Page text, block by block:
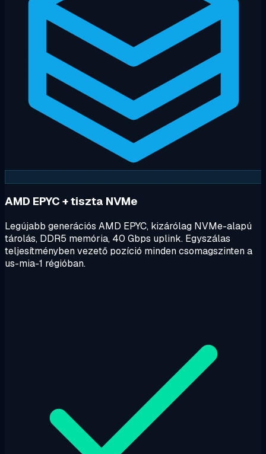
AMD EPYC + tiszta NVMe
Legújabb generációs AMD EPYC, kizárólag NVMe-alapú
tárolás, DDR5 memória, 40 Gbps uplink. Egyszálas
teljesítményben vezető pozíció minden csomagszinten a
us-mia-1 régióban.